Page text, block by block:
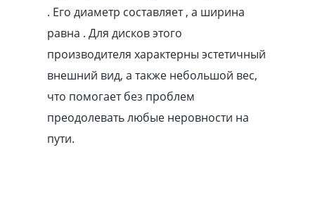
. Его диаметр составляет , а ширина
равна . Для дисков этого
производителя характерны эстетичный
внешний вид, а также небольшой вес,
что помогает без проблем
преодолевать любые неровности на
пути.